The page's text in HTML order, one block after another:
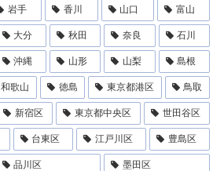
岩手 香川 山口 富山
大分 秋田 奈良 石川
沖縄 山形 山梨 島根
和歌山 徳島 東京都港区 鳥取
新宿区 東京都中央区 世田谷区
台東区 江戸川区 豊島区
品川区 墨田区